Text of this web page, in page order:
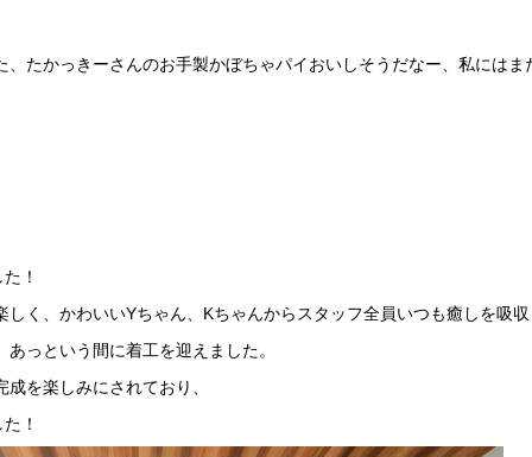
、たかっきーさんのお手製かぼちゃパイおいしそうだなー、私には
！
しく、かわいいYちゃん、Kちゃんからスタッフ全員いつも癒しを吸
っという間に着工を迎えました。
を楽しみにされており、
！